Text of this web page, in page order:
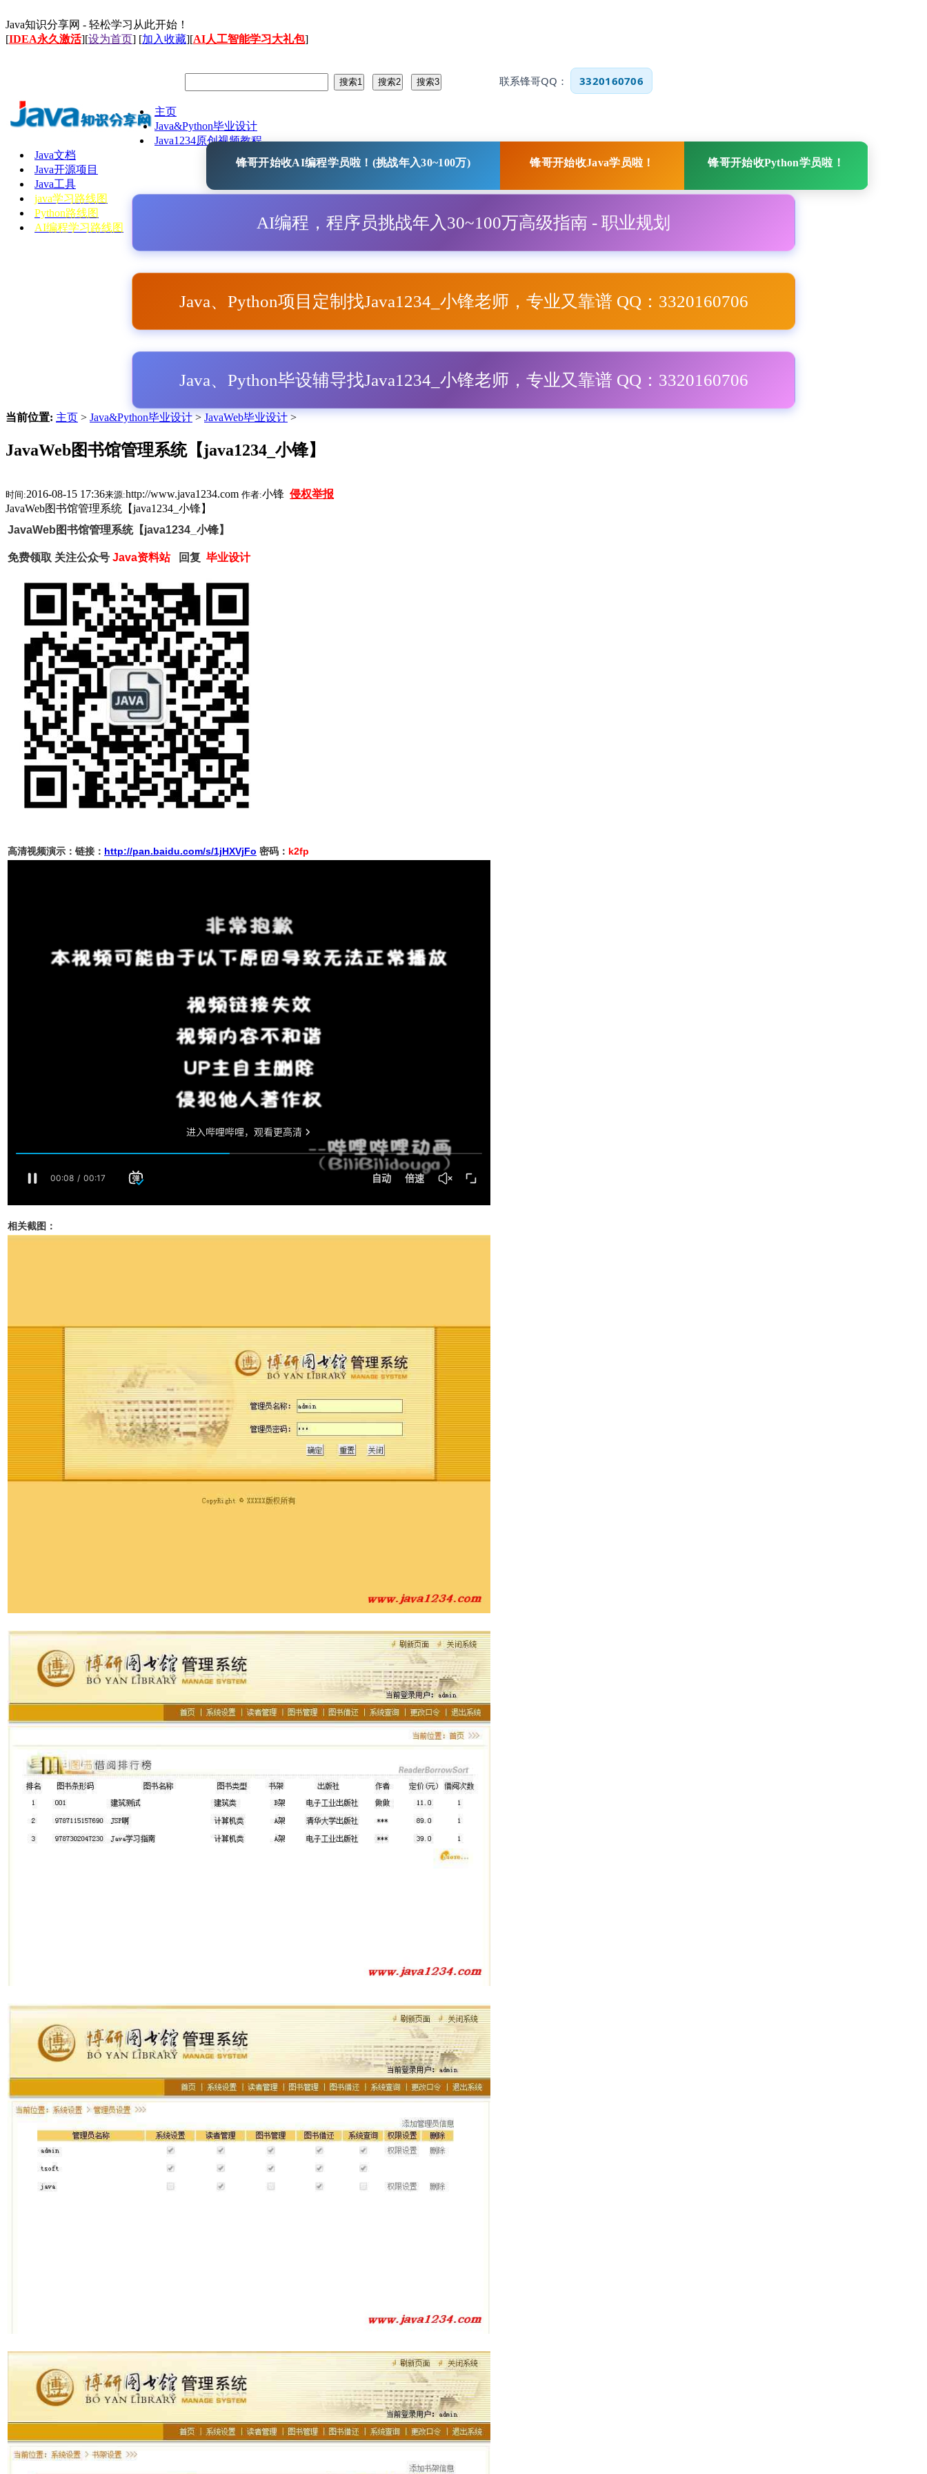
Java知识分享网 - 轻松学习从此开始！
[IDEA永久激活][设为首页] [加入收藏][AI人工智能学习大礼包]
联系锋哥QQ： 3320160706
主页
Java&Python毕业设计
Java1234原创视频教程
Java文档
Java开源项目
Java工具
java学习路线图
Python路线图
AI编程学习路线图
锋哥开始收AI编程学员啦！(挑战年入30~100万) 锋哥开始收Java学员啦！ 锋哥开始收Python学员啦！
AI编程，程序员挑战年入30~100万高级指南 - 职业规划
Java、Python项目定制找Java1234_小锋老师，专业又靠谱 QQ：3320160706
Java、Python毕设辅导找Java1234_小锋老师，专业又靠谱 QQ：3320160706
当前位置: 主页 > Java&Python毕业设计 > JavaWeb毕业设计 >
JavaWeb图书馆管理系统【java1234_小锋】
时间:2016-08-15 17:36来源:http://www.java1234.com 作者:小锋 侵权举报
JavaWeb图书馆管理系统【java1234_小锋】
JavaWeb图书馆管理系统【java1234_小锋】
免费领取 关注公众号 Java资料站回复 毕业设计
高清视频演示：链接： http://pan.baidu.com/s/1jHXVjFo 密码： k2fp
相关截图：